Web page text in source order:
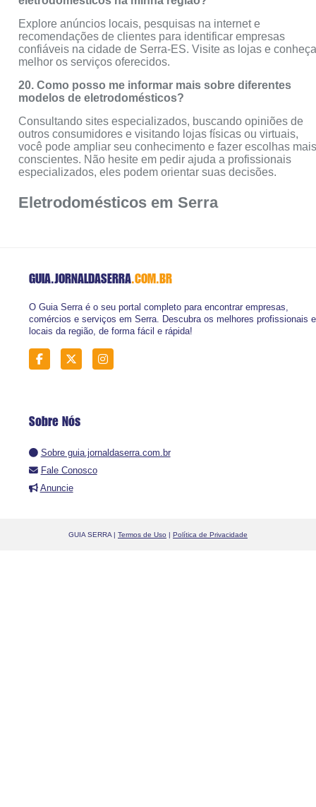
Explore anúncios locais, pesquisas na internet e
recomendações de clientes para identificar empresas
confiáveis na cidade de Serra-ES. Visite as lojas e
melhor os serviços oferecidos.
20. Como posso me informar mais sobre diferentes
modelos de eletrodomésticos?
Consultando sites especializados, buscando opiniões de
outros consumidores e visitando lojas físicas ou virtuais,
você pode ampliar seu conhecimento e fazer escolhas
conscientes. Não hesite em pedir ajuda a profissionais
especializados, eles podem orientar suas decisões.
Eletrodomésticos em Serra
GUIA.JORNALDASERRA.COM.BR
O Guia Serra é o seu portal completo para encontrar empresas,
comércios e serviços em Serra. Descubra os melhores profissionais e
locais da região, de forma fácil e rápida!
Sobre Nós
Sobre guia.jornaldaserra.com.br
Fale Conosco
Anuncie
GUIA SERRA | Termos de Uso | Política de Privacidade